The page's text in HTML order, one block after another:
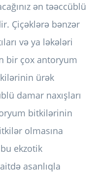
ən təəccüblü
Çiçəklərə bənzər
və ya ləkələri
bir çox antoryum
ürək
damar naxışları
bitkilərinin
olmasına
ekzotik
asanlıqla